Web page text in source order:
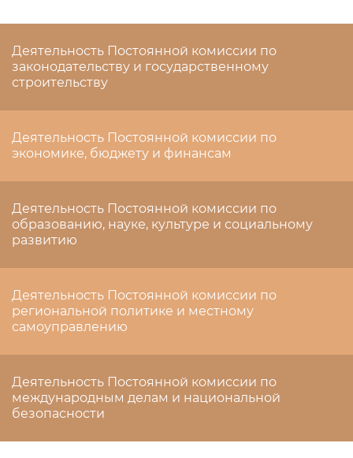
Деятельность Постоянной комиссии по
законодательству и государственному
строительству
Деятельность Постоянной комиссии по
экономике, бюджету и финансам
Деятельность Постоянной комиссии по
образованию, науке, культуре и социальному
развитию
Деятельность Постоянной комиссии по
региональной политике и местному
самоуправлению
Деятельность Постоянной комиссии по
международным делам и национальной
безопасности